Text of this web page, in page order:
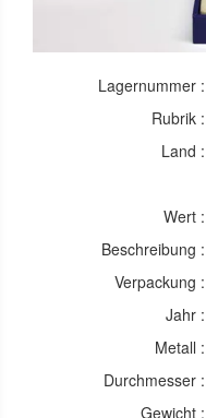
Lagernummer :
Rubrik :
Land :
Wert :
Beschreibung :
Verpackung :
Jahr :
Metall :
Durchmesser :
Gewicht :